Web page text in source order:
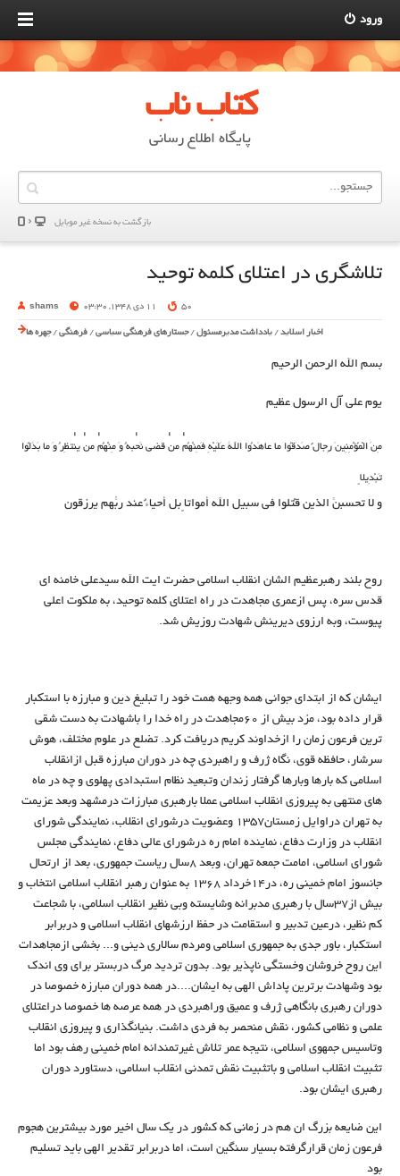
ورود
کتاب ناب
پایگاه اطلاع رسانی
بازگشت به نسخه غير موبایل
تلاشگری در اعتلای کلمه توحید
shams 11 دی 1348, 03:30 50
اخبار اسلاید / یادداشت مدیرمسئول /جستارهای فرهنگی سیاسی / فرهنگی /چهره ها
بسم الله الرحمن الرحیم
یوم علی آل الرسول عظیم
مِنَ الْمُؤْمِنِینَ رِجالٌ صَدَقُوا ما عاهَدُوا اللّهَ عَلَیْهِ فَمِنْهُمْ مَنْ قَضى نَحْبَهُ وَ مِنْهُمْ مَنْ یَنْتَظِرُ وَ ما بَدَّلُوا
تَبْدِیلاً
و لا تحسبنَّ الذین قُتلوا فی سبیل الله أمواتاً بل أحیاءٌ عند ربّهم یُرزقون
روح بلند رهبرعظیم الشان انقلاب اسلامی حضرت ایت الله سیدعلی خامنه ای
قدس سره، پس ازعمری مجاهدت در راه اعتلای کلمه توحید، به ملکوت اعلی
پیوست، وبه ارزوی دیرینش شهادت روزیش شد.
ایشان که از ابتدای جوانی همه وجهه همت خود را تبلیغ دین و مبارزه با استکبار
قرار داده بود، مزد بیش از 60مجاهدت در راه خدا را باشهادت به دست شقی
ترین فرعون زمان را ازخداوند کریم دریافت کرد. تضلع در علوم مختلف، هوش
سرشار، حافظه قوی، نگاه ژرف و راهبردی چه در دوران مبارزه قبل ازانقلاب
اسلامی که بارها وبارها گرفتار زندان وتبعید نظام استبدادی پهلوی و چه در ماه
های منتهی به پیروزی انقلاب اسلامی عملا بارهبری مبارزات درمشهد وبعد عزیمت
به تهران دراوایل زمستان1357 وعضویت درشورای انقلاب، نمایندگی شورای
انقلاب در وزارت دفاع، نماینده امام ره درشورای عالی دفاع، نمایندگی مجلس
شورای اسلامی، امامت جمعه تهران، وبعد 8سال ریاست جمهوری، بعد از ارتحال
جانسوز امام خمینی ره، در14خرداد 1368 به عنوان رهبر انقلاب اسلامی انتخاب و
بیش از37سال با رهبری مدبرانه وشایسته وبی نظیر انقلاب اسلامی، با شجاعت
کم نظیر، درعین تدبیر و استقامت در حفظ ارزشهای انقلاب اسلامی و دربرابر
استکبار، باور جدی به جمهوری اسلامی ومردم سالاری دینی و... بخشی ازمجاهدات
این روح خروشان وخستگی ناپذیر بود. بدون تردید مرگ دربستر برای وی اندک
بود وشهادت برترین پاداش الهی به ایشان....در همه دوران مبارزه خصوصا در
دوران رهبری بانگاهی ژرف و عمیق وراهبردی در همه عرصه ها خصوصا دراعتلای
علمی و نظامی کشور، نقش منحصر به فردی داشت. بنیانگذاری و پیروزی انقلاب
وتاسیس جمهوی اسلامی، نتیجه عمر تلاش غیرتمندانه امام خمینی رهف بود اما
تثبیت انقلاب اسلامی و باتثبیت نقش تمدنی انقلاب اسلامی، دستاورد دوران
رهبری ایشان بود.
این ضایعه بزرگ ان هم در زمانی که کشور در یک سال اخیر مورد بیشترین هجوم
فرعون زمان قرارگرفته بسیار سنگین است، اما دربرابر تقدیر الهی باید تسلیم
بود